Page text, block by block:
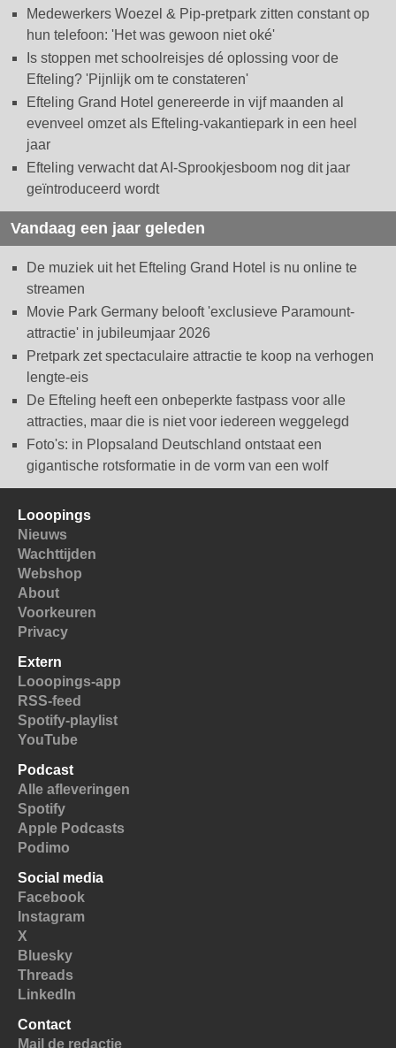
Medewerkers Woezel & Pip-pretpark zitten constant op
hun telefoon: 'Het was gewoon niet oké'
Is stoppen met schoolreisjes dé oplossing voor de
Efteling? 'Pijnlijk om te constateren'
Efteling Grand Hotel genereerde in vijf maanden al
evenveel omzet als Efteling-vakantiepark in een heel
jaar
Efteling verwacht dat AI-Sprookjesboom nog dit jaar
geïntroduceerd wordt
Vandaag een jaar geleden
De muziek uit het Efteling Grand Hotel is nu online te
streamen
Movie Park Germany belooft 'exclusieve Paramount-
attractie' in jubileumjaar 2026
Pretpark zet spectaculaire attractie te koop na verhogen
lengte-eis
De Efteling heeft een onbeperkte fastpass voor alle
attracties, maar die is niet voor iedereen weggelegd
Foto's: in Plopsaland Deutschland ontstaat een
gigantische rotsformatie in de vorm van een wolf
Looopings
Nieuws
Wachttijden
Webshop
About
Voorkeuren
Privacy
Extern
Looopings-app
RSS-feed
Spotify-playlist
YouTube
Podcast
Alle afleveringen
Spotify
Apple Podcasts
Podimo
Social media
Facebook
Instagram
X
Bluesky
Threads
LinkedIn
Contact
Mail de redactie